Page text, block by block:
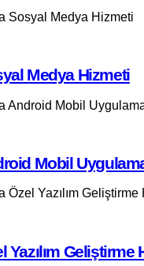
Medya Hizmeti
Mobil
Yazılım Geliştirme